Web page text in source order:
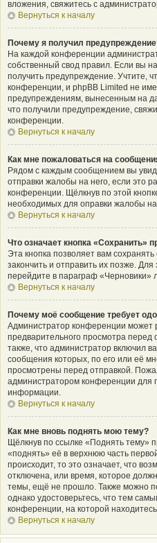
вложения, свяжитесь с
Вернуться к началу
Почему я получил
На каждой конференции
собственный свод правил. Если вы
получить предупреждение. Учтите,
конференции, и phpBB Limited не
предупреждениям, вынесенным на
что получили предупреждение,
конференции.
Вернуться к началу
Как мне пожаловаться на
Рядом с каждым сообщением вы
отправки жалобы на него, если это
конференции. Щёлкнув по этой
необходимых для оправки жалобы
Вернуться к началу
Что означает кнопка «Сохранить»
Эта кнопка позволяет вам
закончить и отправить их позже.
перейдите в параграф «Черновики»
Вернуться к началу
Почему моё сообщение требует
Администратор конференции может
предварительного просмотра
также, что администратор включил
сообщения которых, по его или её
просмотрены перед отправкой.
администратором конференции для
информации.
Вернуться к началу
Как мне вновь поднять мою тему?
Щёлкнув по ссылке «Поднять тему»
«поднять» её в верхнюю часть
происходит, то это означает, что
отключена, или время, которое
темы, ещё не прошло. Также можно
однако удостоверьтесь, что тем
конференции, на которой
Вернуться к началу